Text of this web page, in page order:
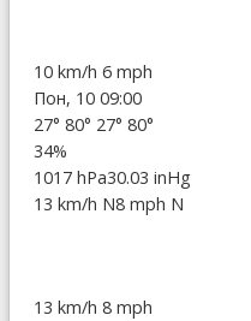
10 km/h 6 mph
Пон, 10 09:00
27° 80° 27° 80°
34%
1017 hPa30.03 inHg
13 km/h N8 mph N
13 km/h 8 mph